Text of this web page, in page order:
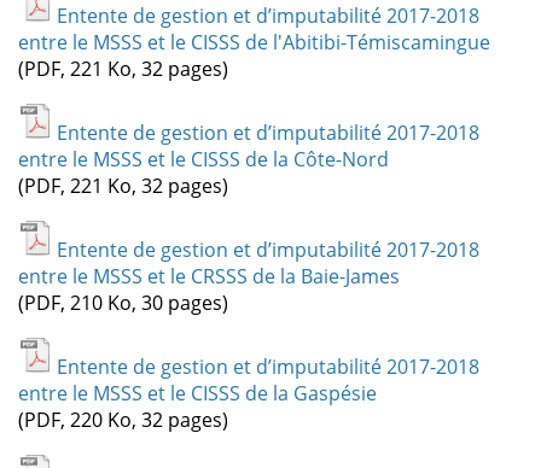
Entente de gestion et d’imputabilité 2017-2018
entre le MSSS et le CISSS de l'Abitibi-Témiscamingue
(PDF, 221 Ko, 32 pages)
Entente de gestion et d’imputabilité 2017-2018
entre le MSSS et le CISSS de la Côte-Nord
(PDF, 221 Ko, 32 pages)
Entente de gestion et d’imputabilité 2017-2018
entre le MSSS et le CRSSS de la Baie-James
(PDF, 210 Ko, 30 pages)
Entente de gestion et d’imputabilité 2017-2018
entre le MSSS et le CISSS de la Gaspésie
(PDF, 220 Ko, 32 pages)